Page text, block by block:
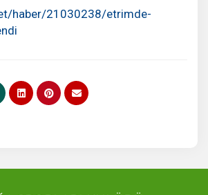
haber/21030238/etrimde-